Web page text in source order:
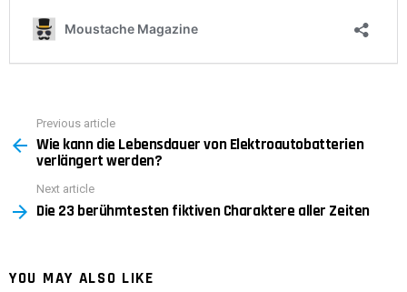
more
Previous article
Wie kann die Lebensdauer von Elektroautobatterien
verlängert werden?
Next article
Die 23 berühmtesten fiktiven Charaktere aller Zeiten
YOU MAY ALSO LIKE